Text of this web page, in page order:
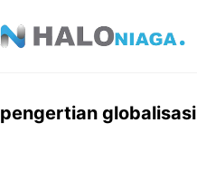
pengertian globalisasi